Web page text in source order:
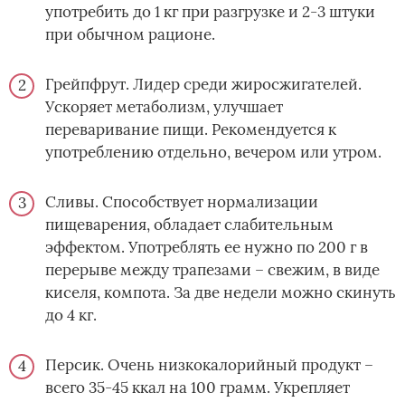
употребить до 1 кг при разгрузке и 2-3 штуки
при обычном рационе.
Грейпфрут. Лидер среди жиросжигателей.
Ускоряет метаболизм, улучшает
переваривание пищи. Рекомендуется к
употреблению отдельно, вечером или утром.
Сливы. Способствует нормализации
пищеварения, обладает слабительным
эффектом. Употреблять ее нужно по 200 г в
перерыве между трапезами – свежим, в виде
киселя, компота. За две недели можно скинуть
до 4 кг.
Персик. Очень низкокалорийный продукт –
всего 35-45 ккал на 100 грамм. Укрепляет